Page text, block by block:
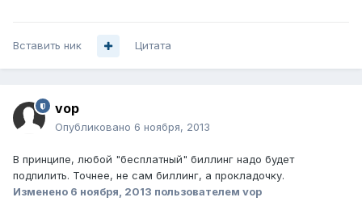
Вставить ник Цитата
vop
Опубликовано 6 ноября, 2013
В принципе, любой "бесплатный" биллинг надо будет
подпилить. Точнее, не сам биллинг, а прокладочку.
Изменено 6 ноября, 2013 пользователем vop